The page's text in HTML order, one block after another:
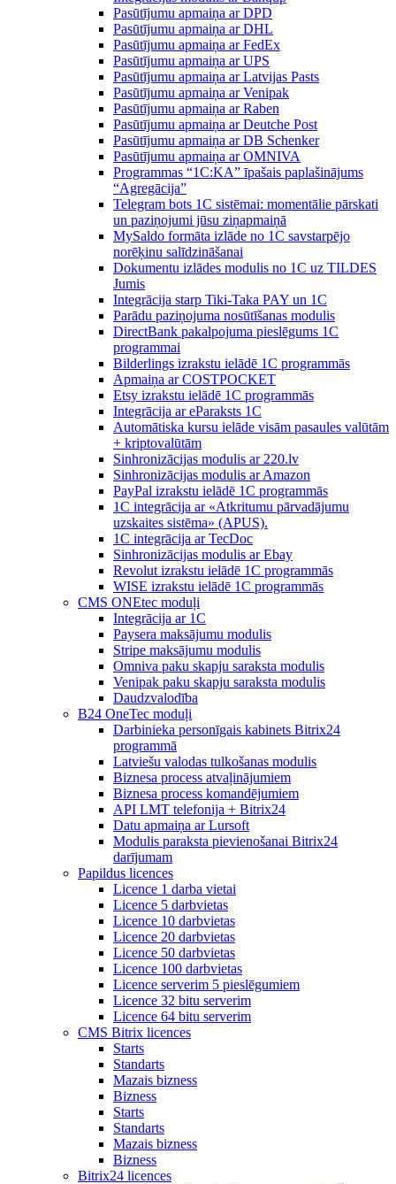
Pasūtījumu apmaiņa ar DPD
Pasūtījumu apmaiņa ar DHL
Pasūtījumu apmaiņa ar FedEx
Pasūtījumu apmaiņa ar UPS
Pasūtījumu apmaiņa ar Latvijas Pasts
Pasūtījumu apmaiņa ar Venipak
Pasūtījumu apmaiņa ar Raben
Pasūtījumu apmaiņa ar Deutche Post
Pasūtījumu apmaiņa ar DB Schenker
Pasūtījumu apmaiņa ar OMNIVA
Programmas “1C:KA” īpašais paplašinājums
“Agregācija”
Telegram bots 1C sistēmai: momentālie pārskati
un paziņojumi jūsu ziņapmaiņā
MySaldo formāta izlāde no 1C savstarpējo
norēķinu salīdzināšanai
Dokumentu izlādes modulis no 1C uz TILDES
Jumis
Integrācija starp Tiki-Taka PAY un 1C
Parādu paziņojuma nosūtīšanas modulis
DirectBank pakalpojuma pieslēgums 1C
programmai
Bilderlings izrakstu ielādē 1C programmās
Apmaiņa ar COSTPOCKET
Etsy izrakstu ielādē 1C programmās
Integrācija ar eParaksts 1C
Automātiska kursu ielāde visām pasaules valūtām
+ kriptovalūtām
Sinhronizācijas modulis ar 220.lv
Sinhronizācijas modulis ar Amazon
PayPal izrakstu ielādē 1C programmās
1C integrācija ar «Atkritumu pārvadājumu
uzskaites sistēma» (APUS).
1C integrācija ar TecDoc
Sinhronizācijas modulis ar Ebay
Revolut izrakstu ielādē 1C programmās
WISE izrakstu ielādē 1C programmās
CMS ONEtec moduļi
Integrācija ar 1C
Paysera maksājumu modulis
Stripe maksājumu modulis
Omniva paku skapju saraksta modulis
Venipak paku skapju saraksta modulis
Daudzvalodība
B24 OneTec moduļi
Darbinieka personīgais kabinets Bitrix24
programmā
Latviešu valodas tulkošanas modulis
Biznesa process atvaļinājumiem
Biznesa process komandējumiem
API LMT telefonija + Bitrix24
Datu apmaiņa ar Lursoft
Modulis paraksta pievienošanai Bitrix24
darījumam
Papildus licences
Licence 1 darba vietai
Licence 5 darbvietas
Licence 10 darbvietas
Licence 20 darbvietas
Licence 50 darbvietas
Licence 100 darbvietas
Licence serverim 5 pieslēgumiem
Licence 32 bitu serverim
Licence 64 bitu serverim
CMS Bitrix licences
Starts
Standarts
Mazais bizness
Bizness
Starts
Standarts
Mazais bizness
Bizness
Bitrix24 licences